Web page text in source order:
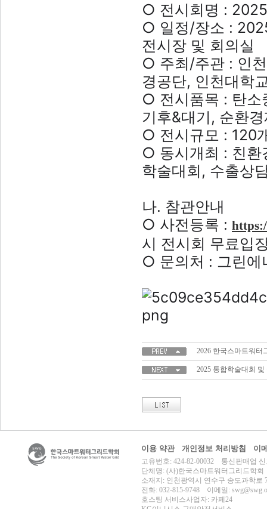
○ 전시회명 :
○ 일정/장소 :
전시장 및 회의실
○ 주최/주관 : 인
경공단, 인천대학
○ 전시품목 : 탄소
기후&대기, 순환
○ 전시규모 : 120
○ 동시개최 : 친환
학술대회, 수출상
나. 참관안내
○ 사전등록 :
시 전시회 무료입
○ 문의처 : 그린
2026 한국스마트워터
2025 통합학술대회
이용 약관 개인정보 처리방침 이
고유번호: 424-82-00032 통신판매업
단체명: (사)한국스마트워터그리드학
소재지: 인천광역시 연수구 송도과학로
전화: 032-815-9748 이메일:
호스팅 서비스사업자: 카페24